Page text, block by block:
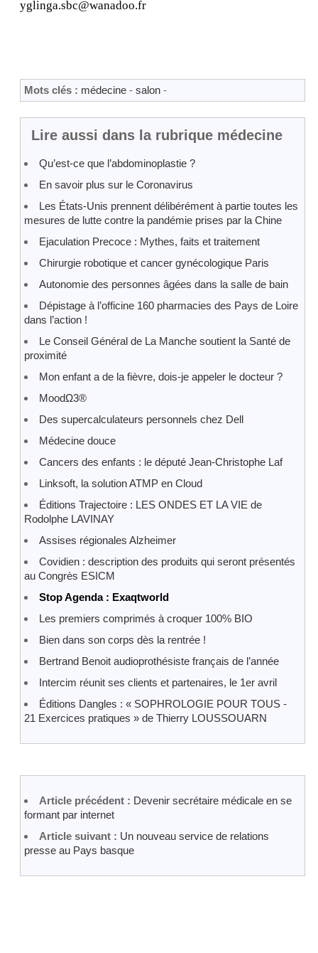
yglinga.sbc@wanadoo.fr
Mots clés : médecine - salon -
Lire aussi dans la rubrique médecine
Qu’est-ce que l’abdominoplastie ?
En savoir plus sur le Coronavirus
Les États-Unis prennent délibérément à partie toutes les
mesures de lutte contre la pandémie prises par la Chine
Ejaculation Precoce : Mythes, faits et traitement
Chirurgie robotique et cancer gynécologique Paris
Autonomie des personnes âgées dans la salle de bain
Dépistage à l’officine 160 pharmacies des Pays de Loire
dans l’action !
Le Conseil Général de La Manche soutient la Santé de
proximité
Mon enfant a de la fièvre, dois-je appeler le docteur ?
MoodΩ3®
Des supercalculateurs personnels chez Dell
Médecine douce
Cancers des enfants : le député Jean-Christophe Laf
Linksoft, la solution ATMP en Cloud
Éditions Trajectoire : LES ONDES ET LA VIE de
Rodolphe LAVINAY
Assises régionales Alzheimer
Covidien : description des produits qui seront présentés
au Congrès ESICM
Stop Agenda : Exaqtworld
Les premiers comprimés à croquer 100% BIO
Bien dans son corps dès la rentrée !
Bertrand Benoit audioprothésiste français de l’année
Intercim réunit ses clients et partenaires, le 1er avril
Éditions Dangles : « SOPHROLOGIE POUR TOUS -
21 Exercices pratiques » de Thierry LOUSSOUARN
Article précédent : Devenir secrétaire médicale en se
formant par internet
Article suivant : Un nouveau service de relations
presse au Pays basque